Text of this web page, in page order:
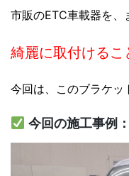
市販のETC車載器を、
綺麗に取付けるこ
今回は、このブラケ
今回の施工事例